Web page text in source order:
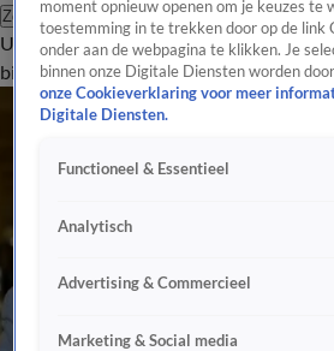
Zoeken
UitzendingenVandaag InsideDe
bijwonen
moment opnieuw openen om je keuzes te
toestemming in te trekken door op de link
onder aan de webpagina te klikken. Je
binnen onze Digitale Diensten worden
onze Cookieverklaring voor meer
Digitale Diensten.
Functioneel & Essentieel
Analytisch
Advertising & Commercieel
Marketing & Social media